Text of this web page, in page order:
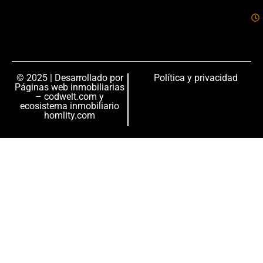
© 2025 | Desarrollado por
Páginas web inmobiliarias
– codwelt.com y
ecosistema inmobiliario
homlity.com
Política y privacidad